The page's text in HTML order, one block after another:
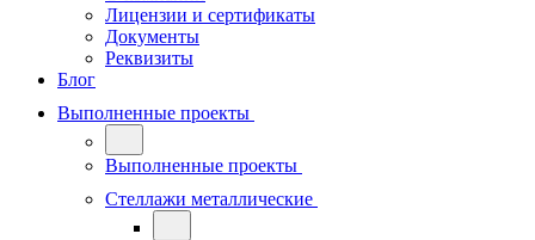
Лицензии и сертификаты
Документы
Реквизиты
Блог
Выполненные проекты
Выполненные проекты
Стеллажи металлические